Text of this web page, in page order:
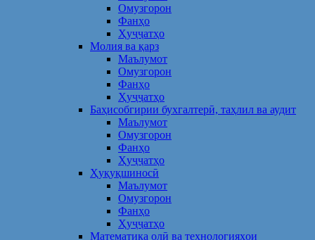
Омузгорон
Фанҳо
Ҳуҷҷатҳо
Молия ва қарз
Маълумот
Омузгорон
Фанҳо
Ҳуҷҷатҳо
Баҳисобгирии бухгалтерӣ, таҳлил ва аудит
Маълумот
Омузгорон
Фанҳо
Ҳуҷҷатҳо
Ҳуқуқшиносӣ
Маълумот
Омузгорон
Фанҳо
Ҳуҷҷатҳо
Математика олӣ ва технологияҳои